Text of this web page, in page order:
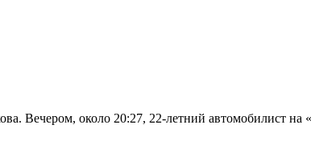
Вечером, около 20:27, 22-летний автомобилист на